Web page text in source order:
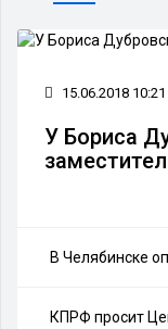
15.06.2018 10:21
У Бориса
В Челябинске
КПРФ просит